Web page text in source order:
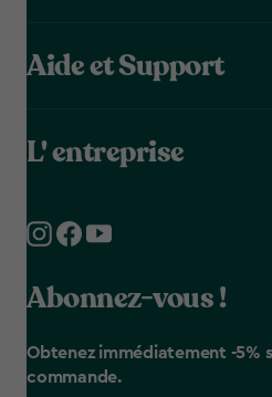
Aide et Support
L' entreprise
Abonnez-vous !
Obtenez immédiatement -5%
commande.